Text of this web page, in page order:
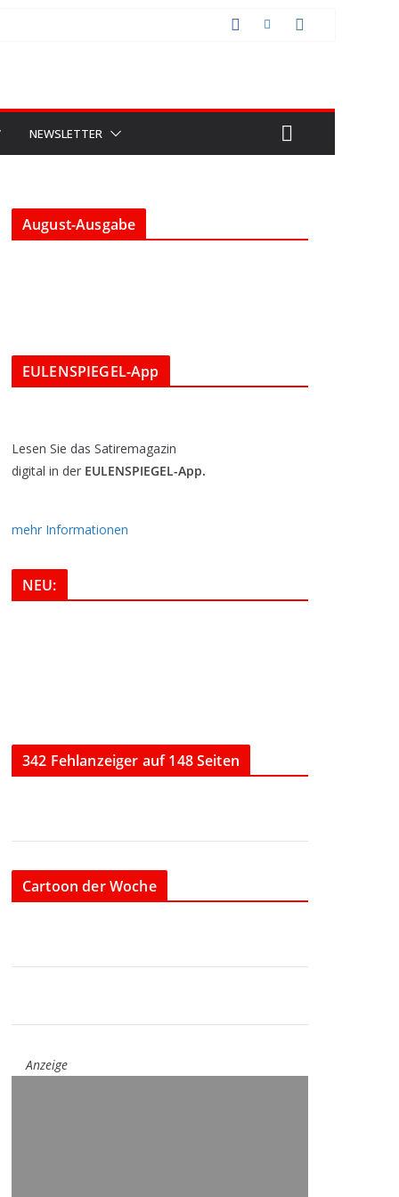
NEWSLETTER
August-Ausgabe
EULENSPIEGEL-App
Lesen Sie das Satiremagazin
digital in der EULENSPIEGEL-App.
mehr Informationen
NEU:
342 Fehlanzeiger auf 148 Seiten
Cartoon der Woche
Anzeige